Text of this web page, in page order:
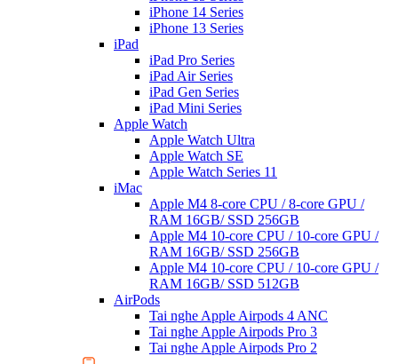
iPhone 14 Series
iPhone 13 Series
iPad
iPad Pro Series
iPad Air Series
iPad Gen Series
iPad Mini Series
Apple Watch
Apple Watch Ultra
Apple Watch SE
Apple Watch Series 11
iMac
Apple M4 8-core CPU / 8-core GPU /
RAM 16GB/ SSD 256GB
Apple M4 10-core CPU / 10-core GPU /
RAM 16GB/ SSD 256GB
Apple M4 10-core CPU / 10-core GPU /
RAM 16GB/ SSD 512GB
AirPods
Tai nghe Apple Airpods 4 ANC
Tai nghe Apple Airpods Pro 3
Tai nghe Apple Airpods Pro 2